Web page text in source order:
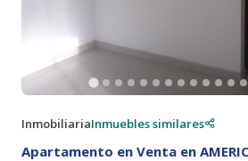
InmobiliariaInmuebles similares
Apartamento en Venta en